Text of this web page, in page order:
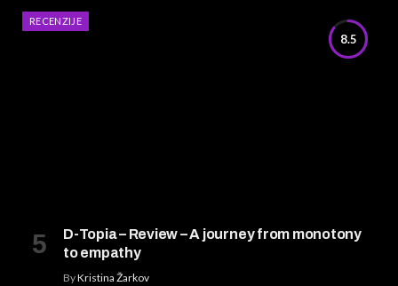
8.5
RECENZIJE
D-Topia – Review – A journey from monotony
to empathy
ByKristina Žarkov